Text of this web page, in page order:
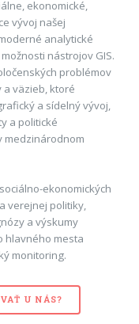
ekonomické,
vývoj našej
analytické
nástrojov GIS.
problémov
väzieb, ktoré
a sídelný vývoj,
a politické
medzinárodnom
ekonomických
verejnej politiky,
a výskumy
hlavného mesta
monitoring.
U NÁS?